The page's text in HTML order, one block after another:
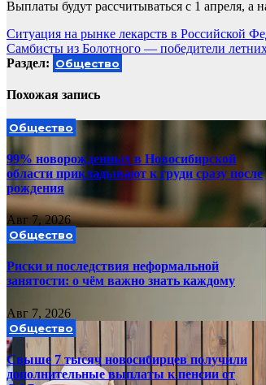
Выплаты будут рассчитываться с 1 апреля, а
Навигация
по
Ситуация на рынке лекарств в Российской
Самбисты из Болотного — победители
Раздел: Общество
Похожая запись
Общество
99% новорожденных в Новосибирской
области прикладывают к груди сразу после
рождения
Авг 7, 2026
Общество
Риски и последствия неформальной
занятости: о чём важно знать каждому
Авг 7, 2026
Общество
Свыше 7 тысяч новосибирцев получили
дополнительные выплаты к пенсии от